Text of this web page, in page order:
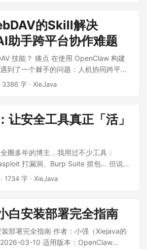
绑死 PicGo 图形界面），重跑幂等不重
为备。 ...的Skill解决
助手跨平台协作难题
技能？ 痛点 在使用 OpenClaw 构建
到了一个棘手的问题：人机协同跨平台
地文件、异地远程访问三者之间缺少
包括： ...
3386 字 · XieJava
安全工具真正「活」
圈多年的博主，我用过不少工具：
打漏洞、Burp Suite 抓包… 但说真
会腻。 ...
· 1734 字 · XieJava
白安装部署完全指南
部署完全指南 作者：小强（Xiejava的
03-10 适用版本：OpenClaw